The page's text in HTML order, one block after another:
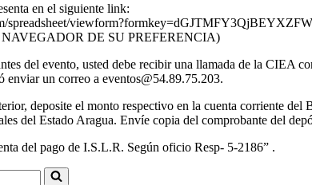
en el siguiente link:
spreadsheet/
DE SU PREFERENCIA)
del evento, usted debe recibir una llamada de la CIEA
enviar un correo a eventos@54.89.75.203.
deposite el monto respectivo en la cuenta corriente
del Estado Aragua. Envíe copia del comprobante del
del pago de I.S.L.R. Según oficio Resp- 5-2186” .